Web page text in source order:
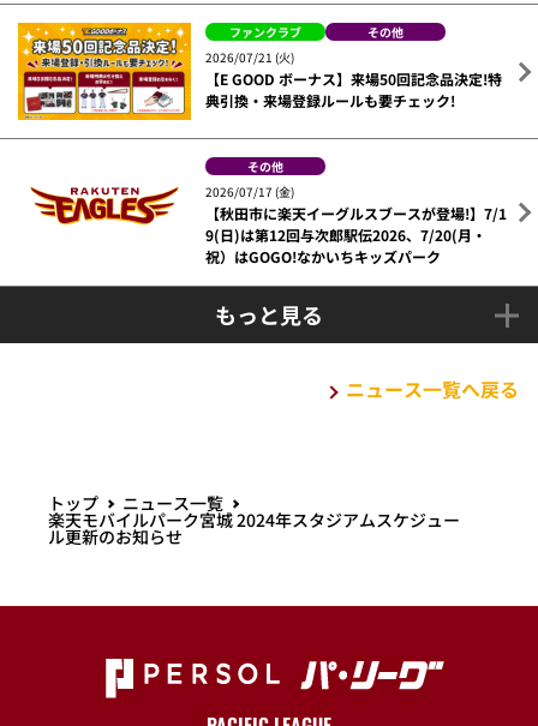
ファンクラブ
その他
2026/07/21 (火)
【E GOOD ボーナス】来場50回記念品決定!特
典引換・来場登録ルールも要チェック!
その他
2026/07/17 (金)
【秋田市に楽天イーグルスブースが登場!】7/1
9(日)は第12回与次郎駅伝2026、7/20(月・
祝）はGOGO!なかいちキッズパーク
もっと見る
ニュース一覧へ戻る
トップ ニュース一覧
楽天モバイルパーク宮城 2024年スタジアムスケジュー
ル更新のお知らせ